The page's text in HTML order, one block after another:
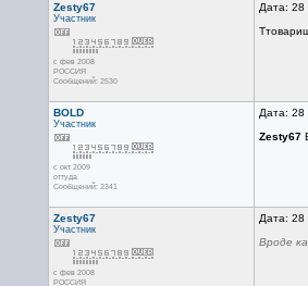
Zesty67
Участник
с фев 2008
РОССИЯ
Сообщений: 2530
Дата: 28
BOLD
Участник
с окт 2009
оттуда
Сообщений: 2341
Дата: 28
Zesty67
Zesty67
Участник
с фев 2008
РОССИЯ
Дата: 28
Вроде